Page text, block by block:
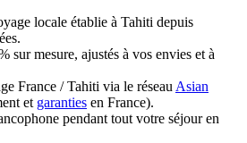
locale établie à Tahiti depuis
sur mesure, ajustés à vos envies et à
France / Tahiti via le réseau Asian
et garanties en France).
pendant tout votre séjour en